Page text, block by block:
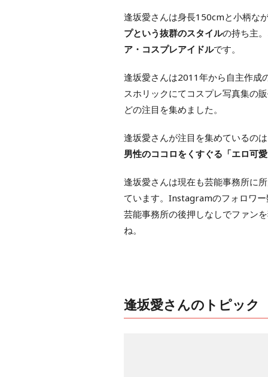
逢坂愛さんは身長150cmと小柄な
プという抜群のスタイルの持ち主
ア・コスプレアイドルです。
逢坂愛さんは2011年から自主作成
スホリックにてコスプレ写真集の
どの注目を集めました。
逢坂愛さんが注目を集めているの
男性のココロをくすぐる「エロ可
逢坂愛さんは現在も芸能事務所に
ています。Instagramのフォロワ
芸能事務所の後押しなしでファン
ね。
逢坂愛さんのトピック